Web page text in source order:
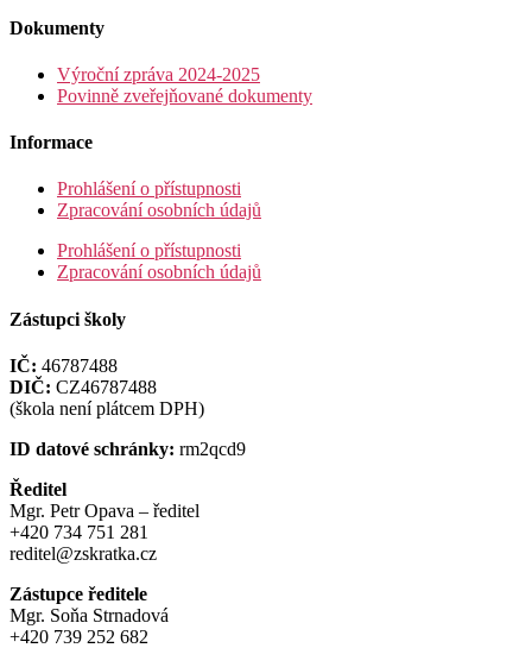
Dokumenty
Výroční zpráva 2024-2025
Povinně zveřejňované dokumenty
Informace
Prohlášení o přístupnosti
Zpracování osobních údajů
Prohlášení o přístupnosti
Zpracování osobních údajů
Zástupci školy
IČ: 46787488
DIČ: CZ46787488
(škola není plátcem DPH)
ID datové schránky: rm2qcd9
Ředitel
Mgr. Petr Opava – ředitel
+420 734 751 281
reditel@zskratka.cz
Zástupce ředitele
Mgr. Soňa Strnadová
+420 739 252 682